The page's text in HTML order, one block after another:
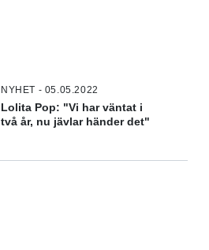
NYHET - 05.05.2022
Lolita Pop: "Vi har väntat i
två år, nu jävlar händer det"